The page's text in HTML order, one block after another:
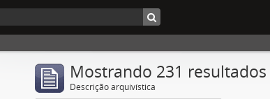
Mostrando 231 resultados
Descrição arquivística